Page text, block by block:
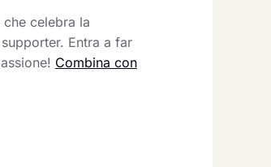
celebra la
Entra a far
Combina con